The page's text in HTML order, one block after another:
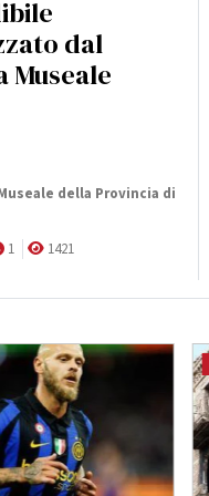
dal
Museale
della Provincia di
1 1421